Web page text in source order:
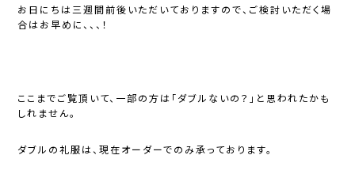
お日にちは三週間前後いただいておりますので、ご検討いただく場
合はお早めに、、、！
ここまでご覧頂いて、一部の方は「ダブルないの？」と思われたかも
しれません。
ダブルの礼服は、現在オーダーでのみ承っております。